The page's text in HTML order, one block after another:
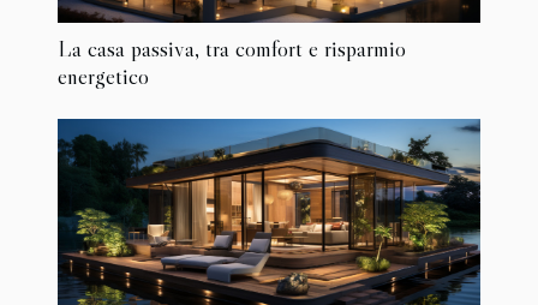
La casa passiva, tra comfort e risparmio
energetico